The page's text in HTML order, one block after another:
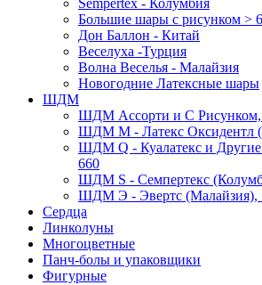
Sempertex - Колумбия
Большие шары с рисунком >
Дон Баллон - Китай
Веселуха -Турция
Волна Веселья - Малайзия
Новогодние Латексные шары
ШДМ
ШДМ Aссорти и С Рисунком,
ШДМ M - Латекс Оксидентл
ШДМ Q - Куалатекс и Другие
660
ШДМ S - Семпертекс
ШДМ Э - Эвертс (Малайзия),
Сердца
Линколуны
Многоцветные
Панч-болы и упаковщики
Фигурные